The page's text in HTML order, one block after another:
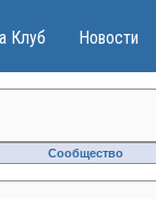
Клуб Новости
Сообщество